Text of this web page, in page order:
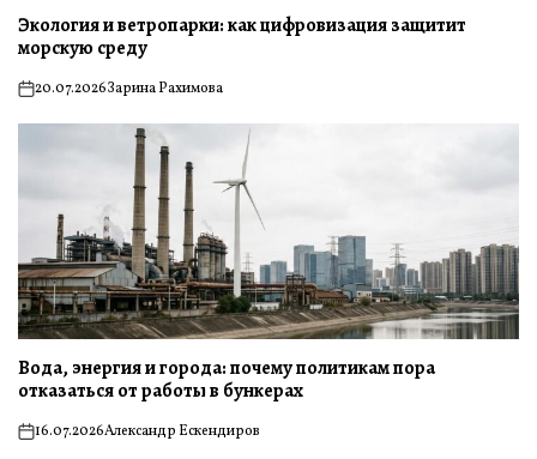
Экология и ветропарки: как цифровизация защитит
морскую среду
on20.07.2026Зарина Рахимова
Вода, энергия и города: почему политикам пора
отказаться от работы в бункерах
on16.07.2026Александр Ескендиров